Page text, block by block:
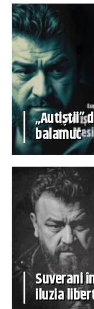
„Autiștii”
balamuc
Suverani
iluzia